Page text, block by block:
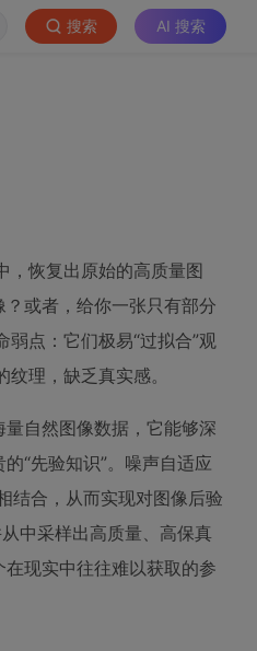
搜索 AI 搜索
，恢复出原始的高质量图
或者，给你一张只有部分
点：它们极易“过拟合”观
理，缺乏真实感。
自然图像数据，它能够深
“先验知识”。噪声自适应
结合，从而实现对图像后验
中采样出高质量、高保真
现实中往往难以获取的参